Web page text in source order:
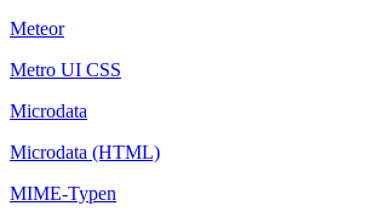
Meteor
Metro UI CSS
Microdata
Microdata (HTML)
MIME-Typen